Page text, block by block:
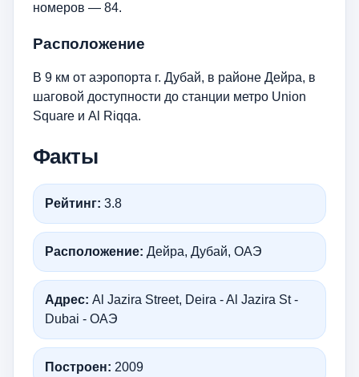
номеров — 84.
Расположение
В 9 км от аэропорта г. Дубай, в районе Дейра, в
шаговой доступности до станции метро Union
Square и Al Riqqa.
Факты
Рейтинг: 3.8
Расположение: Дейра, Дубай, ОАЭ
Адрес: Al Jazira Street, Deira - Al Jazira St -
Dubai - ОАЭ
Построен: 2009